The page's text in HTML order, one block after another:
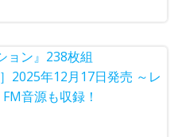
ョン』238枚組
2025年12月17日発売 ～レ
音源も収録！